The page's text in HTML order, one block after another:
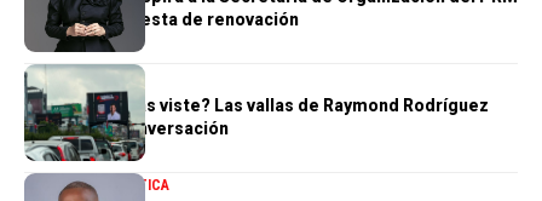
con una propuesta de renovación
POLÍTICA
¿Tú también las viste? Las vallas de Raymond Rodríguez
dominan la conversación
NACIONALES POLÍTICA